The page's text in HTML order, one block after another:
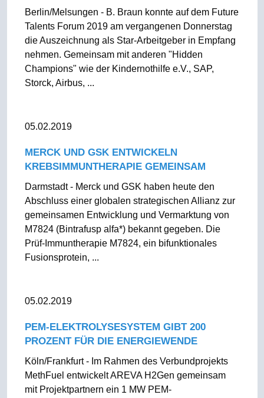
Berlin/Melsungen - B. Braun konnte auf dem Future
Talents Forum 2019 am vergangenen Donnerstag
die Auszeichnung als Star-Arbeitgeber in Empfang
nehmen. Gemeinsam mit anderen "Hidden
Champions" wie der Kindernothilfe e.V., SAP,
Storck, Airbus, ...
05.02.2019
MERCK UND GSK ENTWICKELN
KREBSIMMUNTHERAPIE GEMEINSAM
Darmstadt - Merck und GSK haben heute den
Abschluss einer globalen strategischen Allianz zur
gemeinsamen Entwicklung und Vermarktung von
M7824 (Bintrafusp alfa*) bekannt gegeben. Die
Prüf-Immuntherapie M7824, ein bifunktionales
Fusionsprotein, ...
05.02.2019
PEM-ELEKTROLYSESYSTEM GIBT 200
PROZENT FÜR DIE ENERGIEWENDE
Köln/Frankfurt - Im Rahmen des Verbundprojekts
MethFuel entwickelt AREVA H2Gen gemeinsam
mit Projektpartnern ein 1 MW PEM-